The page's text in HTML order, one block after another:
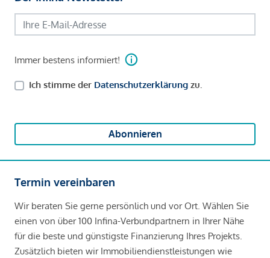
Immer bestens informiert!
Ich stimme der Datenschutzerklärung zu.
Abonnieren
Termin vereinbaren
Wir beraten Sie gerne persönlich und vor Ort. Wählen Sie
einen von über 100 Infina-Verbundpartnern in Ihrer Nähe
für die beste und günstigste Finanzierung Ihres Projekts.
Zusätzlich bieten wir Immobiliendienstleistungen wie